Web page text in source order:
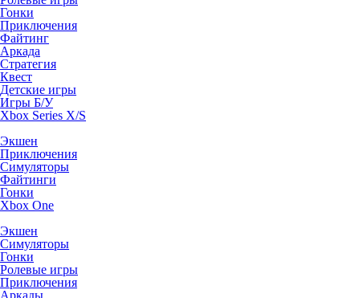
Гонки
Приключения
Файтинг
Аркада
Стратегия
Квест
Детские игры
Игры Б/У
Xbox Series X/S
Экшен
Приключения
Симуляторы
Файтинги
Гонки
Xbox One
Экшен
Симуляторы
Гонки
Ролевые игры
Приключения
Аркады